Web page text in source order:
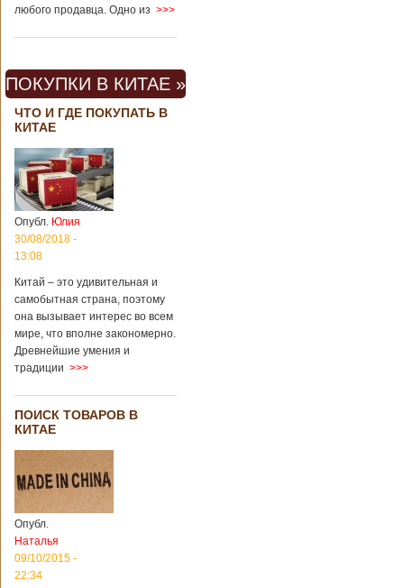
любого продавца. Одно из >>>
ПОКУПКИ В КИТАЕ »
ЧТО И ГДЕ ПОКУПАТЬ В
КИТАЕ
Опубл. Юлия
30/08/2018 -
13:08
Китай – это удивительная и
самобытная страна, поэтому
она вызывает интерес во всем
мире, что вполне закономерно.
Древнейшие умения и
традиции >>>
ПОИСК ТОВАРОВ В
КИТАЕ
Опубл.
Наталья
09/10/2015 -
22:34